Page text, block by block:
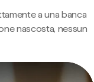
a una banca
nascosta, nessun